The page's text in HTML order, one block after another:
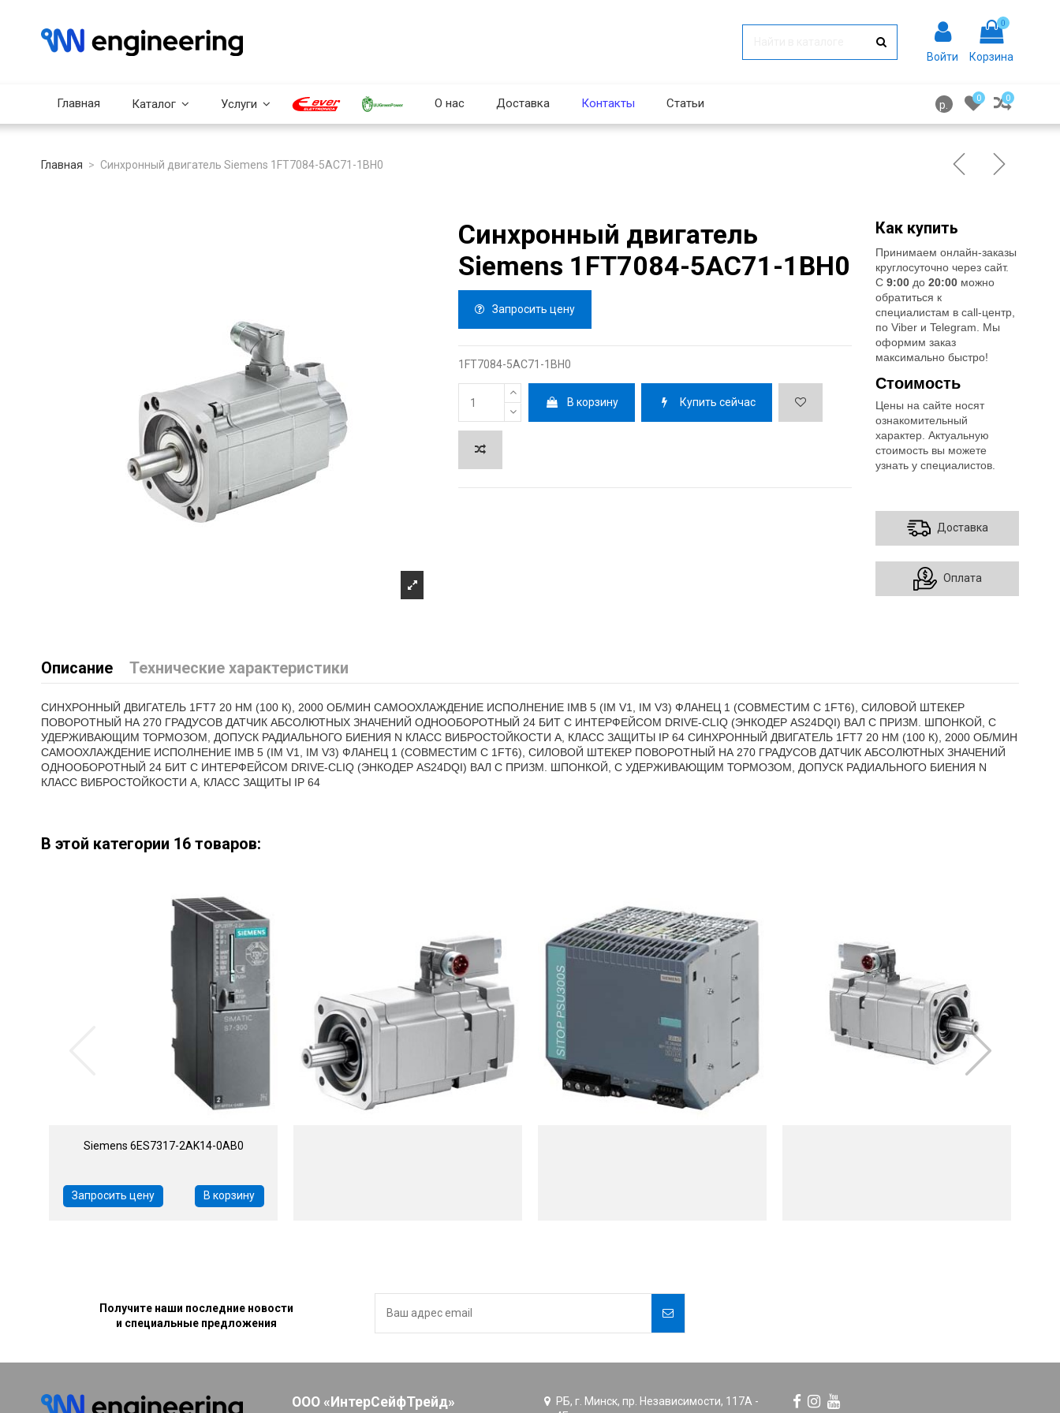
Войти
0
Корзина
Главная Каталог Услуги О нас Доставка Контакты Статьи р.
0 0
Главная Синхронный двигатель Siemens 1FT7084-5AC71-1BH0
Синхронный двигатель
Siemens 1FT7084-5AC71-1BH0
Запросить цену
1FT7084-5AC71-1BH0
В корзину Купить сейчас
Как купить
Принимаем онлайн-заказы
круглосуточно через сайт.
С9:00 до20:00 можно
обратиться к
специалистам в call-центр,
по Viber и Telegram. Мы
оформим заказ
максимально быстро!
Стоимость
Цены на сайте носят
ознакомительный
характер. Актуальную
стоимость вы можете
узнать у специалистов.
Доставка
Оплата
Описание Технические характеристики
СИНХРОННЫЙ ДВИГАТЕЛЬ 1FT7 20 HM (100 К), 2000 ОБ/МИН САМООХЛАЖДЕНИЕ ИСПОЛНЕНИЕ IMB 5 (IM V1, IM V3) ФЛАНЕЦ 1 (СОВМЕСТИМ С 1FT6), СИЛОВОЙ ШТЕКЕР
ПОВОРОТНЫЙ НА 270 ГРАДУСОВ ДАТЧИК АБСОЛЮТНЫХ ЗНАЧЕНИЙ ОДНООБОРОТНЫЙ 24 БИТ С ИНТЕРФЕЙСОМ DRIVE-CLIQ (ЭНКОДЕР AS24DQI) ВАЛ С ПРИЗМ. ШПОНКОЙ, С
УДЕРЖИВАЮЩИМ ТОРМОЗОМ, ДОПУСК РАДИАЛЬНОГО БИЕНИЯ N КЛАСС ВИБРОСТОЙКОСТИ A, КЛАСС ЗАЩИТЫ IP 64 СИНХРОННЫЙ ДВИГАТЕЛЬ 1FT7 20 HM (100 К), 2000 ОБ/МИН
САМООХЛАЖДЕНИЕ ИСПОЛНЕНИЕ IMB 5 (IM V1, IM V3) ФЛАНЕЦ 1 (СОВМЕСТИМ С 1FT6), СИЛОВОЙ ШТЕКЕР ПОВОРОТНЫЙ НА 270 ГРАДУСОВ ДАТЧИК АБСОЛЮТНЫХ ЗНАЧЕНИЙ
ОДНООБОРОТНЫЙ 24 БИТ С ИНТЕРФЕЙСОМ DRIVE-CLIQ (ЭНКОДЕР AS24DQI) ВАЛ С ПРИЗМ. ШПОНКОЙ, С УДЕРЖИВАЮЩИМ ТОРМОЗОМ, ДОПУСК РАДИАЛЬНОГО БИЕНИЯ N
КЛАСС ВИБРОСТОЙКОСТИ A, КЛАСС ЗАЩИТЫ IP 64
В этой категории 16 товаров:
Siemens 6ES7317-2AK14-0AB0
Запросить цену В корзину
Получите наши последние новости
и специальные предложения
РБ, г. Минск, пр. Независимости, 117А -
ООО «ИнтерСейфТрейд»